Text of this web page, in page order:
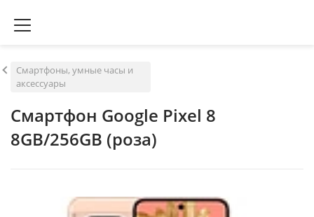
Смартфоны, умные часы и
аксессуары
Смартфон Google Pixel 8
8GB/256GB (роза)